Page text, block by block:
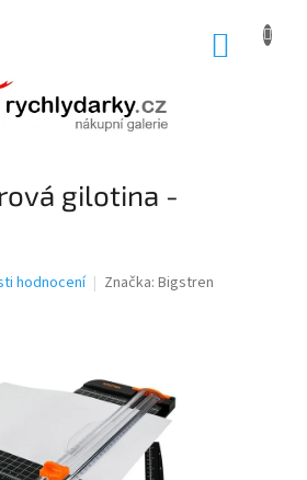
gilotina -
hodnocení Značka: Bigstren